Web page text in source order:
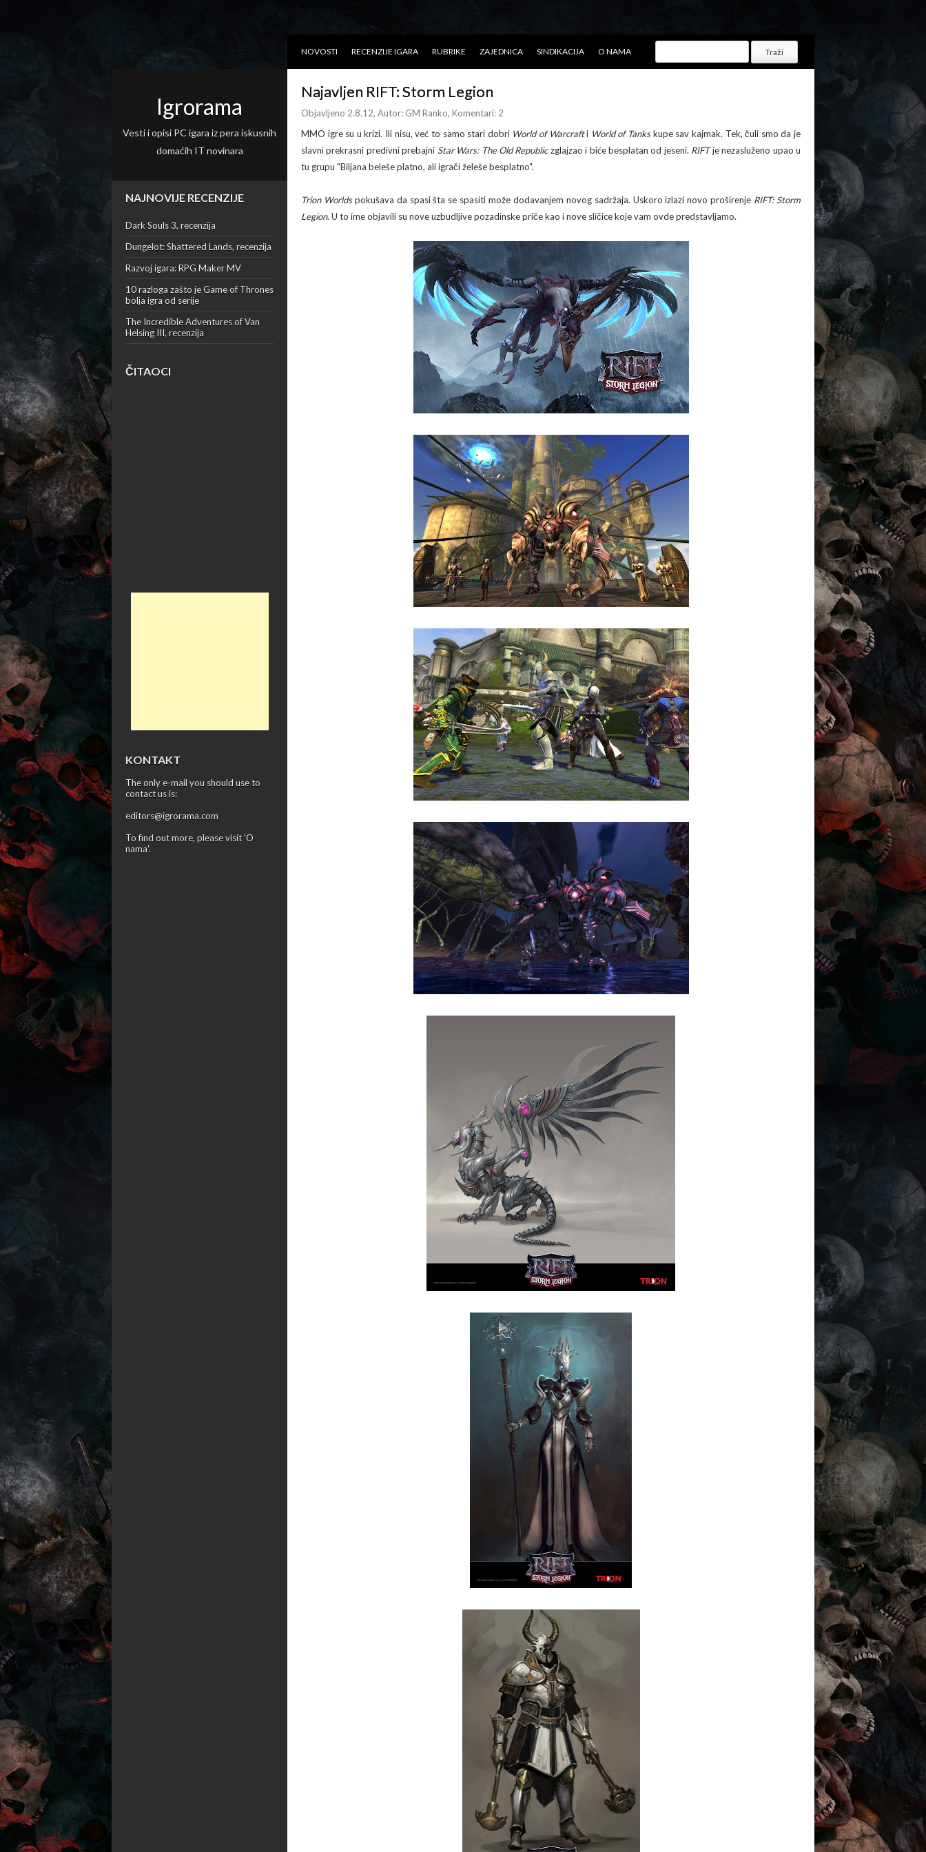
NOVOSTI RECENZIJE IGARA RUBRIKE ZAJEDNICA SINDIKACIJA O NAMA
Igrorama
Vesti i opisi PC igara iz pera iskusnih
domaćih IT novinara
NAJNOVIJE RECENZIJE
Dark Souls 3, recenzija
Dungelot: Shattered Lands, recenzija
Razvoj igara: RPG Maker MV
10 razloga zašto je Game of Thrones
bolja igra od serije
The Incredible Adventures of Van
Helsing III, recenzija
ČITAOCI
KONTAKT
The only e-mail you should use to
contact us is:
editors@igrorama.com
To find out more, please visit 'O
nama'.
Najavljen RIFT: Storm Legion
Objavljeno 2.8.12, Autor: GM Ranko, Komentari: 2
MMO igre su u krizi. Ili nisu, već to samo stari dobri World of Warcrafti World of Tankskupe sav kajmak. Tek, čuli smo da je
slavni prekrasni predivni prebajni Star Wars: The Old Republiczglajzao i biće besplatan od jeseni. RIFTje nezasluženo upao u
tu grupu "Biljana beleše platno, ali igrači želeše besplatno".
Trion Worldspokušava da spasi šta se spasiti može dodavanjem novog sadržaja. Uskoro izlazi novo proširenje RIFT: Storm
Legion. U to ime objavili su nove uzbudljive pozadinske priče kao i nove sličice koje vam ovde predstavljamo.